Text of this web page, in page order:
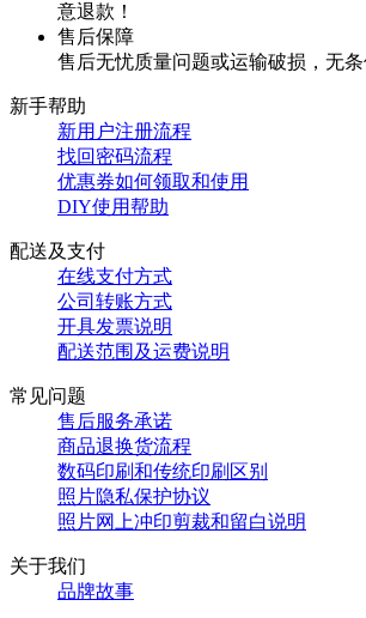
意退款！
售后保障
售后无忧质量问题或运输破损，无条
新手帮助
新用户注册流程
找回密码流程
优惠券如何领取和使用
DIY使用帮助
配送及支付
在线支付方式
公司转账方式
开具发票说明
配送范围及运费说明
常见问题
售后服务承诺
商品退换货流程
数码印刷和传统印刷区别
照片隐私保护协议
照片网上冲印剪裁和留白说明
关于我们
品牌故事